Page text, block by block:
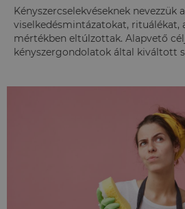
Kényszercselekvéseknek nevezzük
viselkedésmintázatokat, rituálékat,
mértékben eltúlzottak. Alapvető
kényszergondolatok által kiváltott